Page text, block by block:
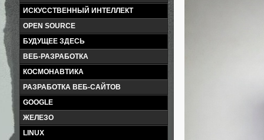
ИСКУССТВЕННЫЙ ИНТЕЛЛЕКТ
OPEN SOURCE
БУДУЩЕЕ ЗДЕСЬ
ВЕБ-РАЗРАБОТКА
КОСМОНАВТИКА
РАЗРАБОТКА ВЕБ-САЙТОВ
GOOGLE
ЖЕЛЕЗО
LINUX